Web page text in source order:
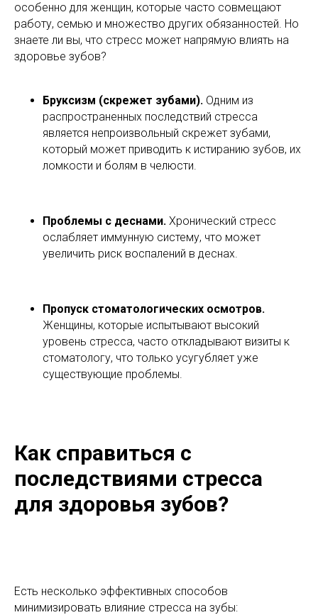
особенно для женщин, которые часто совмещают
работу, семью и множество других обязанностей. Но
знаете ли вы, что стресс может напрямую влиять на
здоровье зубов?
Бруксизм (скрежет зубами). Одним из
распространенных последствий стресса
является непроизвольный скрежет зубами,
который может приводить к истиранию зубов, их
ломкости и болям в челюсти.
Проблемы с деснами. Хронический стресс
ослабляет иммунную систему, что может
увеличить риск воспалений в деснах.
Пропуск стоматологических осмотров.
Женщины, которые испытывают высокий
уровень стресса, часто откладывают визиты к
стоматологу, что только усугубляет уже
существующие проблемы.
Как справиться с
последствиями стресса
для здоровья зубов?
Есть несколько эффективных способов
минимизировать влияние стресса на зубы: